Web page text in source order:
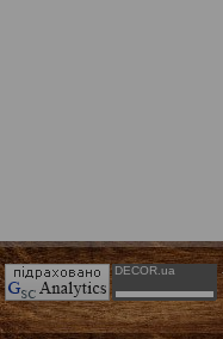
DECOR.ua